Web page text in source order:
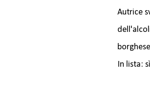
Autrice
In lista: